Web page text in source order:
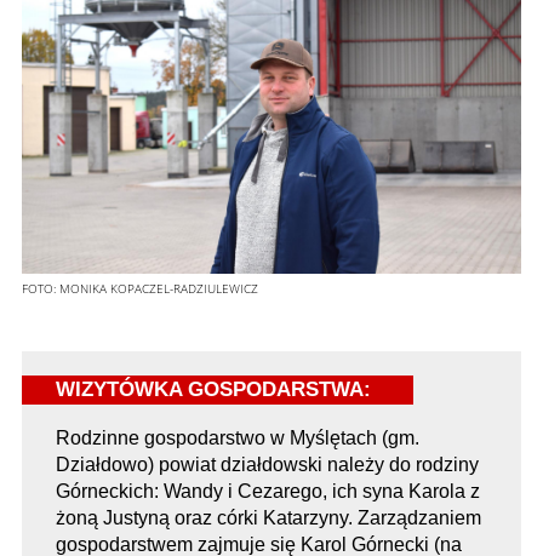
FOTO: MONIKA KOPACZEL-RADZIULEWICZ
WIZYTÓWKA GOSPODARSTWA:
Rodzinne gospodarstwo w Myślętach (gm.
Działdowo) powiat działdowski należy do rodziny
Górneckich: Wandy i Cezarego, ich syna Karola z
żoną Justyną oraz córki Katarzyny. Zarządzaniem
gospodarstwem zajmuje się Karol Górnecki (na